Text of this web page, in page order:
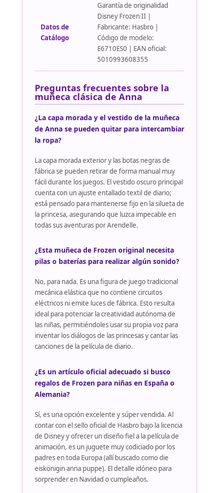
Datos de
Catálogo
Garantía de originalidad
Disney Frozen II |
Fabricante: Hasbro |
Código de modelo:
E6710ES0 | EAN oficial:
5010993608355
Preguntas frecuentes sobre la
muñeca clásica de Anna
¿La capa morada y el vestido de la muñeca
de Anna se pueden quitar para intercambiar
la ropa?
La capa morada exterior y las botas negras de
fábrica se pueden retirar de forma manual muy
fácil durante los juegos. El vestido oscuro principal
cuenta con un ajuste entallado textil de diario;
está pensado para mantenerse fijo en la silueta de
la princesa, asegurando que luzca impecable en
todas sus aventuras por Arendelle.
¿Esta muñeca de Frozen original necesita
pilas o baterías para realizar algún sonido?
No, para nada. Es una figura de juego tradicional
mecánica elástica que no contiene circuitos
eléctricos ni emite luces de fábrica. Esto resulta
ideal para potenciar la creatividad autónoma de
las niñas, permitiéndoles usar su propia voz para
inventar los diálogos de las princesas y cantar las
canciones de la película de diario.
¿Es un artículo oficial adecuado si busco
regalos de Frozen para niñas en España o
Alemania?
Sí, es una opción excelente y súper vendida. Al
contar con el sello oficial de Hasbro bajo la licencia
de Disney y ofrecer un diseño fiel a la película de
animación, es un juguete muy codiciado por los
padres en toda Europa (allí buscado como die
eiskönigin anna puppe). El detalle idóneo para
sorprender en Navidad o cumpleaños.